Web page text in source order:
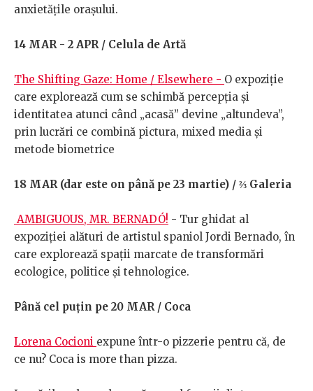
anxietățile orașului.
14 MAR - 2 APR / Celula de Artă
The Shifting Gaze: Home / Elsewhere - O expoziție
care explorează cum se schimbă percepția și
identitatea atunci când „acasă” devine „altundeva”,
prin lucrări ce combină pictura, mixed media și
metode biometrice
18 MAR (dar este on până pe 23 martie) / ⅔ Galeria
AMBIGUOUS, MR. BERNADÓ! - Tur ghidat al
expoziției alături de artistul spaniol Jordi Bernado, în
care explorează spații marcate de transformări
ecologice, politice și tehnologice.
Până cel puțin pe 20 MAR / Coca
​​Lorena Cocioni expune într-o pizzerie pentru că, de
ce nu? Coca is more than pizza.